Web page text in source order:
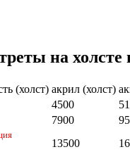
на холсте
(холст) акрил (холст)
4500
7900
13500